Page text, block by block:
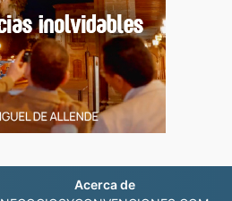
Acerca de